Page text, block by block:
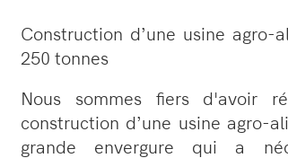
Construction d’une usine agro-
250 tonnes
Nous sommes fiers d'avoir
construction d’une usine agro-
grande envergure qui a